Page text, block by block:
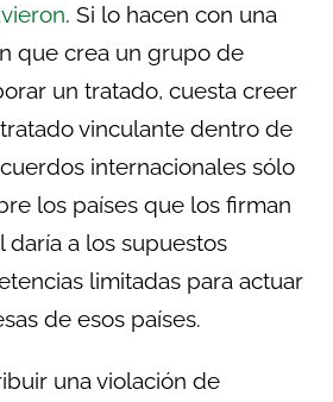
. Si lo hacen con una
que crea un grupo de
un tratado, cuesta creer
vinculante dentro de
internacionales sólo
los países que los firman
daría a los supuestos
limitadas para actuar
de esos países.
una violación de